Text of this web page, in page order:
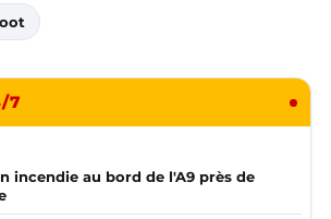
7
incendie au bord de l'A9 près de